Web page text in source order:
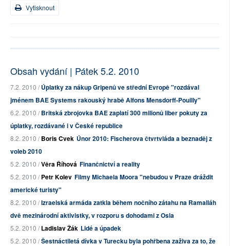
Vytisknout
Obsah vydání | Pátek 5.2. 2010
7.2. 2010 /Úplatky za nákup Gripenů ve střední Evropě "rozdával
jménem BAE Systems rakouský hrabě Alfons Mensdorff-Pouilly"
6.2. 2010 /Britská zbrojovka BAE zaplatí 300 milionů liber pokuty za
úplatky, rozdávané i v České republice
8.2. 2010 /Boris Cvek Únor 2010: Fischerova čtvrtvláda a beznaděj z
voleb 2010
5.2. 2010 /Věra Říhová Finančnictví a reality
5.2. 2010 /Petr Kolev Filmy Michaela Moora "nebudou v Praze dráždit
americké turisty"
8.2. 2010 /Izraelská armáda zatkla během nočního zátahu na Ramalláh
dvě mezinárodní aktivistky, v rozporu s dohodami z Osla
5.2. 2010 /Ladislav Žák Lidé a úpadek
5.2. 2010 /Šestnáctiletá dívka v Turecku byla pohřbena zaživa za to, že